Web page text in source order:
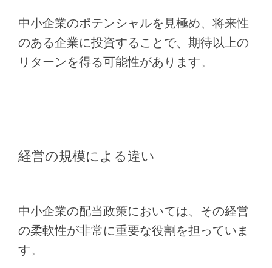
中小企業のポテンシャルを見極め、将来性
のある企業に投資することで、期待以上の
リターンを得る可能性があります。
経営の規模による違い
中小企業の配当政策においては、その経営
の柔軟性が非常に重要な役割を担っていま
す。